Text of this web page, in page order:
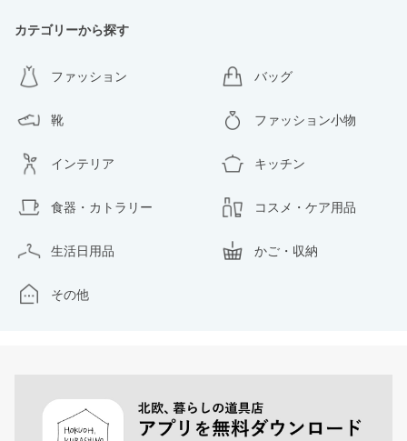
カテゴリーから探す
ファッション バッグ
靴 ファッション小物
インテリア キッチン
食器・カトラリー コスメ・ケア用品
生活日用品 かご・収納
その他